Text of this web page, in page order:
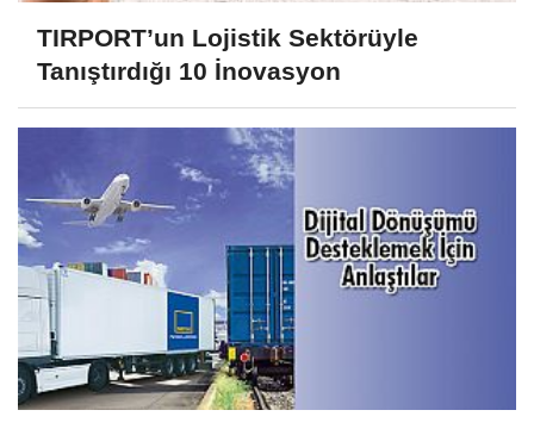
TIRPORT’un Lojistik Sektörüyle
Tanıştırdığı 10 İnovasyon